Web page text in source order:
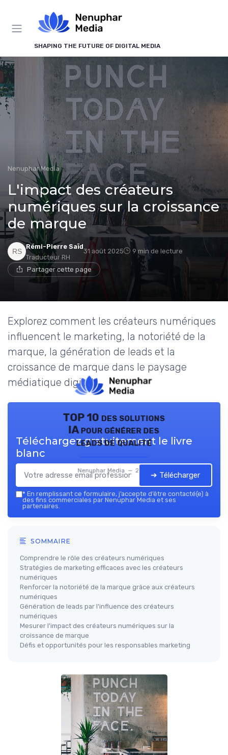
SHAPING THE FUTURE OF DIGITAL MEDIA
Nenuphar Media
L'impact des créateurs
numériques sur la croissance
de marque
Rémi-Pierre Saïd
Traducteur RH
31 août 2025 9 min de lecture
Partager cette page
Explorez comment les créateurs numériques
influencent le marketing, la notoriété de la
marque, la génération de leads et la
croissance de marque dans le paysage
médiatique digital.
TOP 10 des solutions
IA pour générer des
leads de qualité
Nenuphar Media — 2026
Téléchargez gratuitement le livre
blanc
➔ Télécharger
* En remplissant ce formulaire, j’accepte d’être contacté(e) à
des fins commerciales par Nenuphar Media et ses
partenaires.
SOMMAIRE
Comprendre le rôle des créateurs numériques
Stratégies de marketing efficaces avec les créateurs
numériques
Renforcer la notoriété de la marque grâce aux créateurs
numériques
Génération de leads par l'influence des créateurs
numériques
Mesurer l'impact des créateurs numériques sur la
croissance de marque
Défis et opportunités pour les responsables marketing